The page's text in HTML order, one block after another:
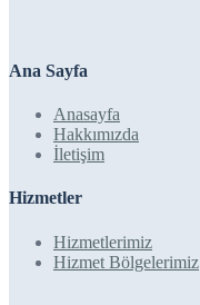
Ana Sayfa
Anasayfa
Hakkımızda
İletişim
Hizmetler
Hizmetlerimiz
Hizmet Bölgelerimiz